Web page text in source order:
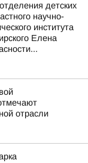
детских
научно-
института
Елена
отрасли